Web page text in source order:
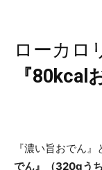
ローカロ
『80kcal
『濃い旨おでん
でん』（320gう